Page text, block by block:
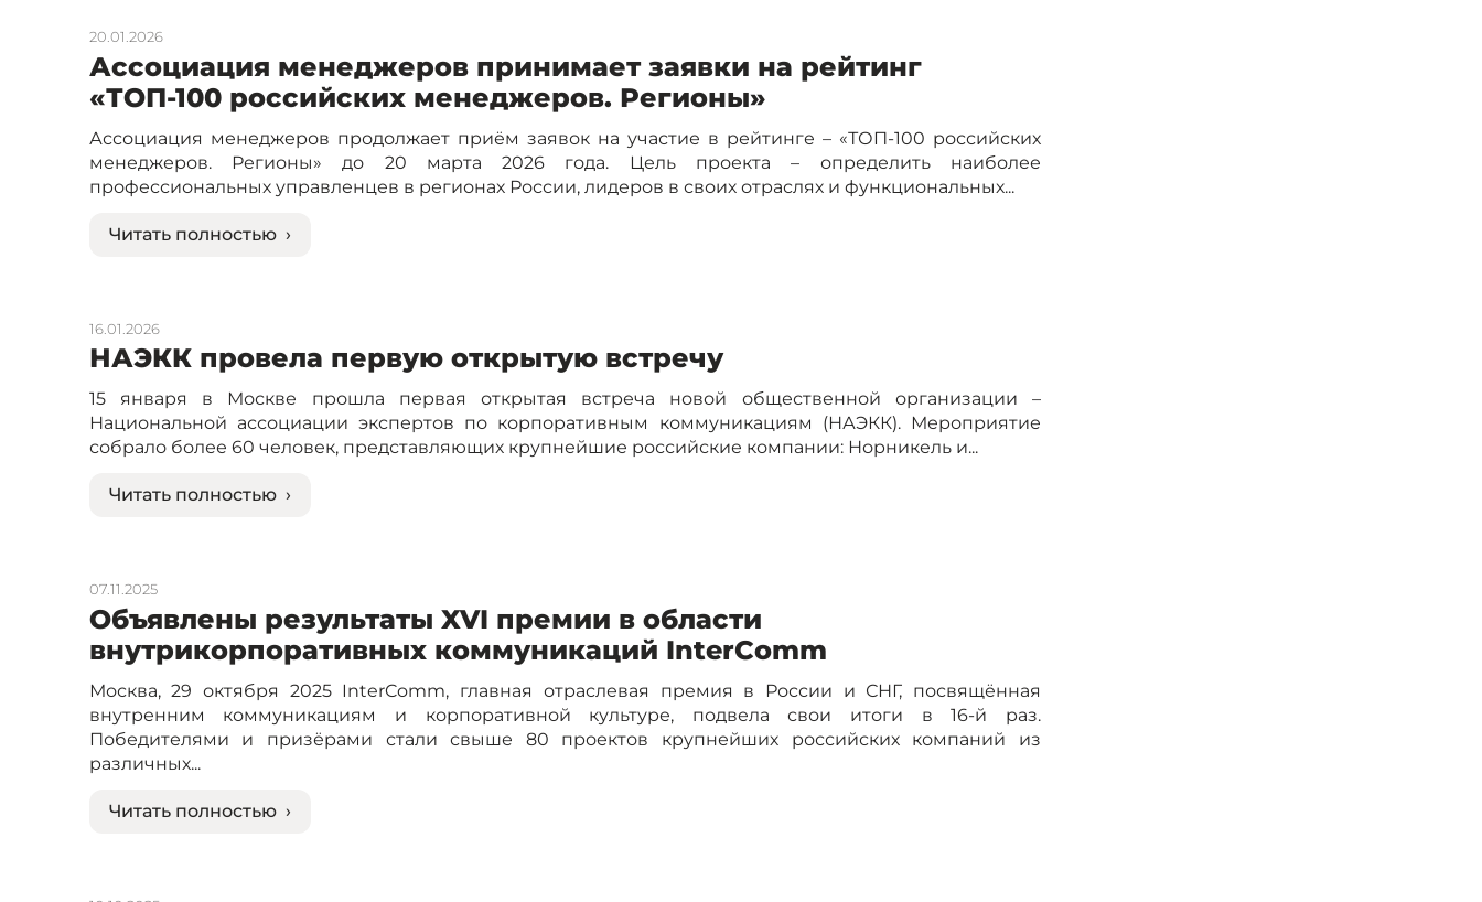
Ассоциация менеджеров принимает заявки на рейтинг
«ТОП-100 российских менеджеров. Регионы»
20.01.2026
Ассоциация менеджеров продолжает приём заявок на участие в рейтинге – «ТОП-100 российских
менеджеров. Регионы» до 20 марта 2026 года. Цель проекта – определить наиболее
профессиональных управленцев в регионах России, лидеров в своих отраслях и функциональных...
Читать полностью ›
НАЭКК провела первую открытую встречу
16.01.2026
15 января в Москве прошла первая открытая встреча новой общественной организации –
Национальной ассоциации экспертов по корпоративным коммуникациям (НАЭКК). Мероприятие
собрало более 60 человек, представляющих крупнейшие российские компании: Норникель и...
Читать полностью ›
Объявлены результаты XVI премии в области
внутрикорпоративных коммуникаций InterComm
07.11.2025
Москва, 29 октября 2025 InterComm, главная отраслевая премия в России и СНГ, посвящённая
внутренним коммуникациям и корпоративной культуре, подвела свои итоги в 16-й раз.
Победителями и призёрами стали свыше 80 проектов крупнейших российских компаний из
различных...
Читать полностью ›